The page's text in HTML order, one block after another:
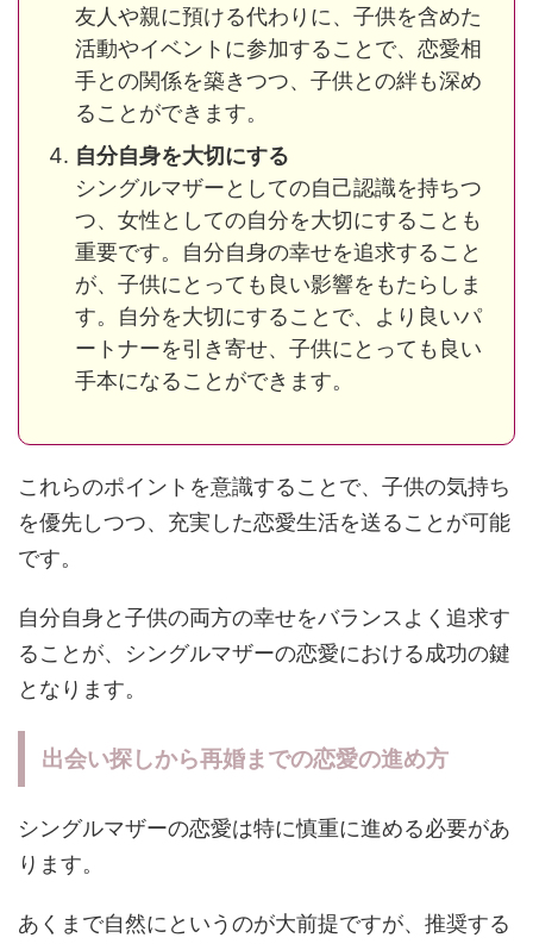
友人や親に預ける代わりに、子供を含めた
活動やイベントに参加することで、恋愛相
手との関係を築きつつ、子供との絆も深め
ることができます。
自分自身を大切にする
シングルマザーとしての自己認識を持ちつ
つ、女性としての自分を大切にすることも
重要です。自分自身の幸せを追求すること
が、子供にとっても良い影響をもたらしま
す。自分を大切にすることで、より良いパ
ートナーを引き寄せ、子供にとっても良い
手本になることができます。
これらのポイントを意識することで、子供の気持ち
を優先しつつ、充実した恋愛生活を送ることが可能
です。
自分自身と子供の両方の幸せをバランスよく追求す
ることが、シングルマザーの恋愛における成功の鍵
となります。
出会い探しから再婚までの恋愛の進め方
シングルマザーの恋愛は特に慎重に進める必要があ
ります。
あくまで自然にというのが大前提ですが、推奨する